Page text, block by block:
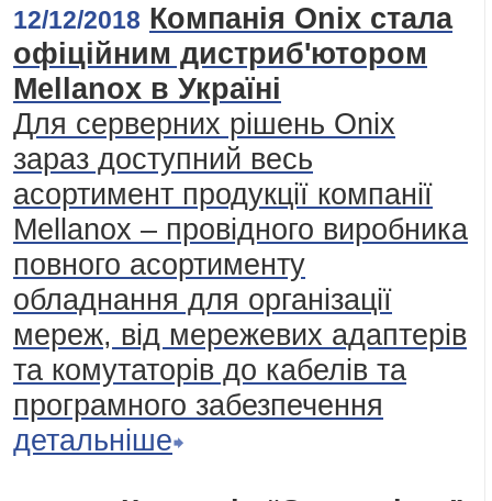
12/12/2018 Компанія Onix стала
офіційним дистриб'ютором
Mellanox в Україні
Для серверних рішень Onix
зараз доступний весь
асортимент продукції компанії
Mellanox – провідного виробника
повного асортименту
обладнання для організації
мереж, від мережевих адаптерів
та комутаторів до кабелів та
програмного забезпечення
детальніше